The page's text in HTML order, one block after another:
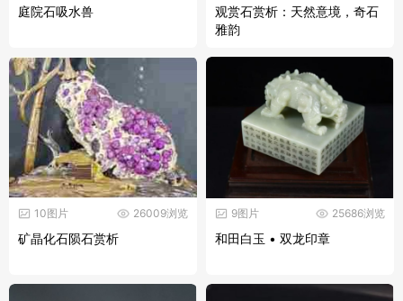
庭院石吸水兽
观赏石赏析：天然意境，奇石
雅韵
26009浏览
10图片
矿晶化石陨石赏析
25686浏览
9图片
和田白玉 • 双龙印章